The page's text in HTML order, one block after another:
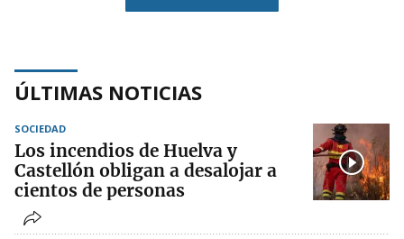
ÚLTIMAS NOTICIAS
SOCIEDAD
Los incendios de Huelva y
Castellón obligan a desalojar a
cientos de personas